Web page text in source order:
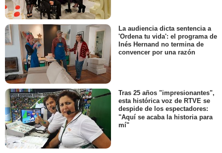
La audiencia dicta sentencia a
'Ordena tu vida': el programa de
Inés Hernand no termina de
convencer por una razón
Tras 25 años "impresionantes",
esta histórica voz de RTVE se
despide de los espectadores:
"Aquí se acaba la historia para
mí"